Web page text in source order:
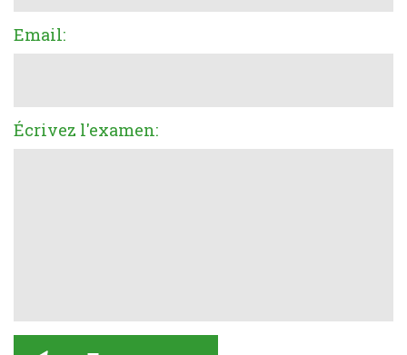
Email:
Écrivez l'examen: